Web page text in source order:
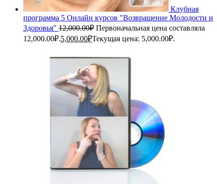
Клубная
программа 5 Онлайн курсов "Возвращение Молодости и
Здоровья" 12,000.00₽ Первоначальная цена составляла
12,000.00₽.5,000.00₽Текущая цена: 5,000.00₽.